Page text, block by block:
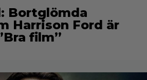
Bortglömda
Harrison Ford är
film”